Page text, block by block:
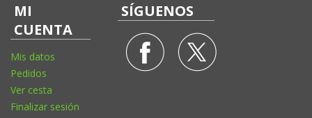
MI
CUENTA
Mis datos
Pedidos
Ver cesta
Finalizar sesión
SÍGUENOS